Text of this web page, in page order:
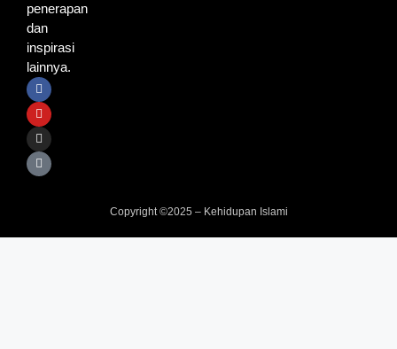
penerapan
dan
inspirasi
lainnya.
Copyright ©2025 – Kehidupan Islami